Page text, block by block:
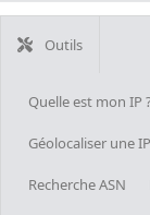
Outils
Quelle est mon IP ?
Géolocaliser une IP
Recherche ASN